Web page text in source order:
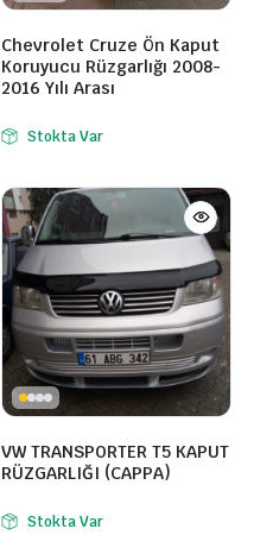
Chevrolet Cruze Ön Kaput
Koruyucu Rüzgarlığı 2008-
2016 Yılı Arası
Stokta Var
VW TRANSPORTER T5 KAPUT
RÜZGARLIĞI (CAPPA)
Stokta Var